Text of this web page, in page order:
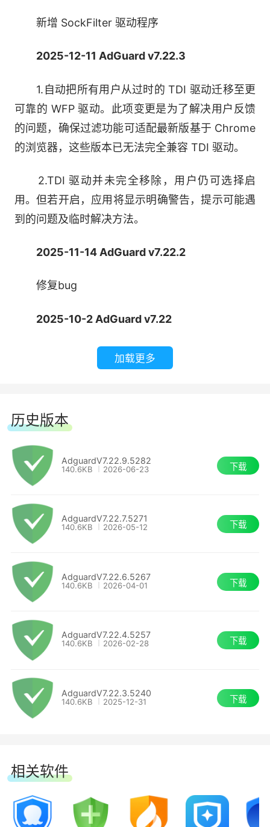
●隐私保护
AdGuard 保护个人数据免受网络分析和在线跟踪
●DNS保护
和其他威胁的侵害。
新增 SockFilter 驱动程序
2025-12-11 AdGuard v7.22.3
1.自动把所有用户从过时的 TDI 驱动迁移至更
可靠的 WFP 驱动。此项变更是为了解决用户反馈
的问题，确保过滤功能可适配最新版基于 Chrome
的浏览器，这些版本已无法完全兼容 TDI 驱动。
2.TDI 驱动并未完全移除，用户仍可选择启
用。但若开启，应用将显示明确警告，提示可能遇
到的问题及临时解决方法。
2025-11-14 AdGuard v7.22.2
修复bug
2025-10-2 AdGuard v7.22
告提示
【修复】
1.「在 DNS 过滤中排除指定 Wi-Fi SSID」选
项失效
2.Windows 10 Pro 22H2 中默认启用
Microsoft Recall 功能
3.应用启动时异常显示用户规则计数
4.深色主题下过滤日志活跃标签页视觉提示不
明显
5.过滤器更新成功却误报「错误」状态
期
2025-8-21 AdGuard v7.21.2
加载更多
历史版本
AdguardV7.22.9.5282
140.6KB 2026-06-23 下载
AdguardV7.22.7.5271
140.6KB 2026-05-12 下载
AdguardV7.22.6.5267
140.6KB 2026-04-01 下载
AdguardV7.22.4.5257
140.6KB 2026-02-28 下载
AdguardV7.22.3.5240
140.6KB 2025-12-31 下载
相关软件